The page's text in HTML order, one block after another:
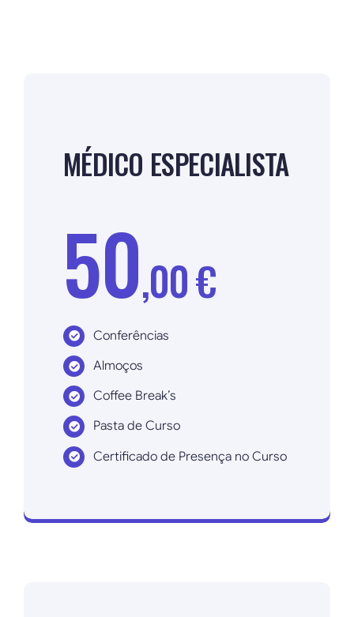
MÉDICO ESPECIALISTA
50,00 €
Conferências
Almoços
Coffee Break’s
Pasta de Curso
Certificado de Presença no Curso